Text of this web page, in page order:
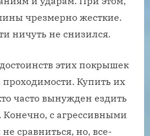
чрезмерно жесткие.
ничуть не снизился.
этих покрышек
Купить их
часто вынужден ездить
Конечно, с агрессивными
сравниться, но, все-